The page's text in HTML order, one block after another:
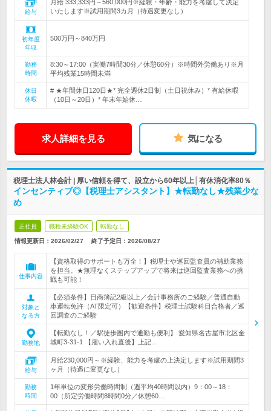
給与
月給 333,333円～560,000円※経験・年齢・能力を考慮して決定
いたします※試用期間3カ月（待遇変更なし）
初年度
年収
500万円～840万円
勤務
時間
8:30～17:00（実働7時間30分／休憩60分）※時間外労働あり※月
平均残業15時間未満
休日
休暇
# ★年間休日120日★* 完全週休2日制（土日祝休み）* 有給休暇
（10日～20日）* 年末年始休…
求人詳細を見る 気になる
税理士法人林会計 | 厚い信頼を得て、設立から60年以上│有休消化率80％
インセンティブ◎【税理士アシスタント】★転勤なし★残業少な
め
正社員 職種未経験OK 転勤なし
情報更新日：2026/02/27 終了予定日： 2026/08/27
仕事内容
【資格取得のサポートも万全！】税理士や巡回監査員の補助業務
を担当。★無理なくステップアップで将来は巡回監査業務への挑
戦も可能！
対象と
なる方
【必須条件】日商簿記2級以上／会計事務所のご経験／普通自動
車運転免許（AT限定可）【歓迎条件】税理士試験科目合格者／巡
回調査のご経験
勤務地
【転勤なし！／駅徒歩圏内で通勤も便利】 愛知県名古屋市北区金
城町3-31-1 【雇い入れ直後】上記…
給与
月給230,000円～※経験、能力を考慮の上決定します※試用期間3
ヶ月（待遇に変更なし）
勤務
時間
1年単位の変形労働時間制（週平均40時間以内）9：00～18：
00（所定労働時間8時間0分／休憩60…